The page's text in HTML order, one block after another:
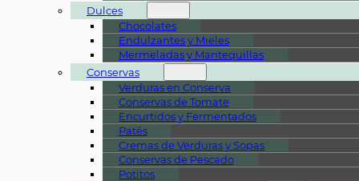
Dulces
Chocolates
Endulzantes y Mieles
Mermeladas y Mantequillas
Conservas
Verduras en Conserva
Conservas de Tomate
Encurtidos y Fermentados
Patés
Cremas de Verduras y Sopas
Conservas de Pescado
Potitos